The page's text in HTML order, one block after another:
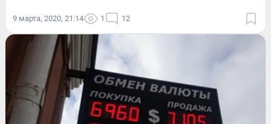
9 марта, 2020, 21:14 1 12